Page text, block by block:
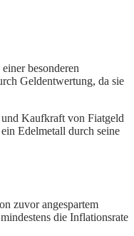
besonderen
Geldentwertung, da sie
und Kaufkraft von Fiatgeld
Edelmetall durch seine
zuvor angespartem
die Inflationsrate